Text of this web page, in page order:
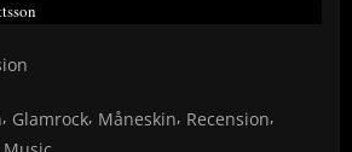
, Glamrock, Måneskin, Recension,